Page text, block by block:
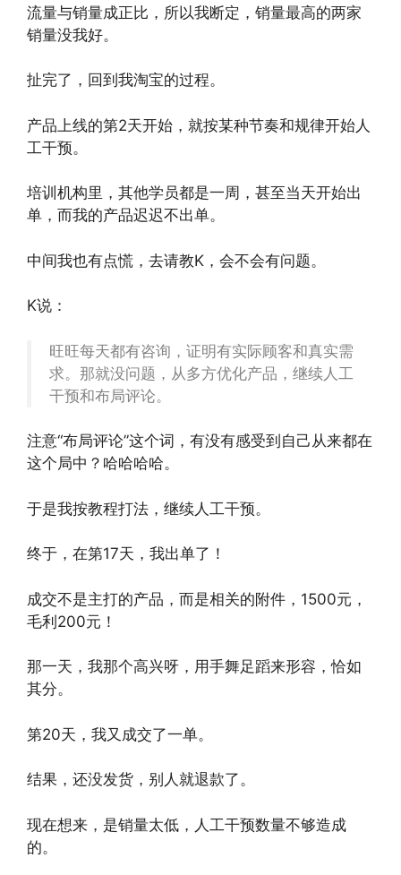
流量与销量成正比，所以我断定，销量最高的两家
销量没我好。
扯完了，回到我淘宝的过程。
产品上线的第2天开始，就按某种节奏和规律开始人
工干预。
培训机构里，其他学员都是一周，甚至当天开始出
单，而我的产品迟迟不出单。
中间我也有点慌，去请教K，会不会有问题。
K说：
旺旺每天都有咨询，证明有实际顾客和真实需
求。那就没问题，从多方优化产品，继续人工
干预和布局评论。
注意“布局评论”这个词，有没有感受到自己从来都在
这个局中？哈哈哈哈。
于是我按教程打法，继续人工干预。
终于，在第17天，我出单了！
成交不是主打的产品，而是相关的附件，1500元，
毛利200元！
那一天，我那个高兴呀，用手舞足蹈来形容，恰如
其分。
第20天，我又成交了一单。
结果，还没发货，别人就退款了。
现在想来，是销量太低，人工干预数量不够造成
的。